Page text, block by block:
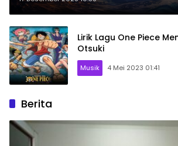
Lirik Lagu One Piece
Otsuki
Musik 4 Mei 2023 01:41
Berita